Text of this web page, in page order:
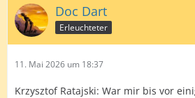
Doc Dart
Erleuchteter
11. Mai 2026 um 18:37
Krzysztof Ratajski: War mir bis vor